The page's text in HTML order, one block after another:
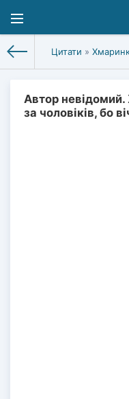
Цитати »
Автор
за чоловіків, бо